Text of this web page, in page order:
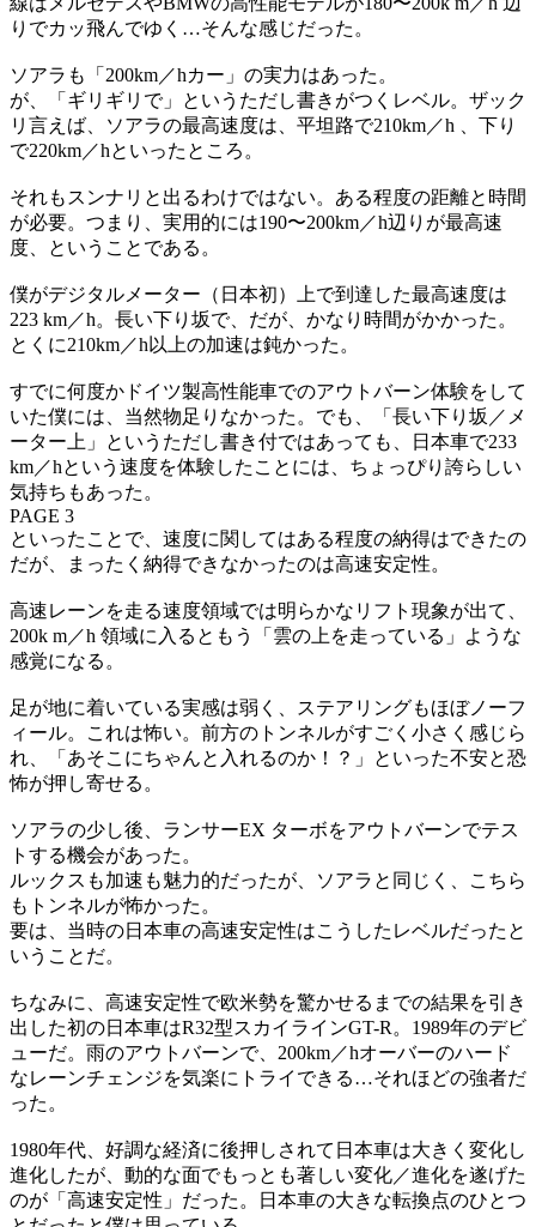
りでカッ飛んでゆく…そんな感じだった。
ソアラも「200km／hカー」の実力はあった。
が、「ギリギリで」というただし書きがつくレベル。ザック
リ言えば、ソアラの最高速度は、平坦路で210km／h 、下り
で220km／hといったところ。
それもスンナリと出るわけではない。ある程度の距離と時間
が必要。つまり、実用的には190〜200km／h辺りが最高速
度、ということである。
僕がデジタルメーター（日本初）上で到達した最高速度は
223 km／h。長い下り坂で、だが、かなり時間がかかった。
とくに210km／h以上の加速は鈍かった。
すでに何度かドイツ製高性能車でのアウトバーン体験をして
いた僕には、当然物足りなかった。でも、「長い下り坂／メ
ーター上」というただし書き付ではあっても、日本車で233
km／hという速度を体験したことには、ちょっぴり誇らしい
気持ちもあった。
PAGE 3
といったことで、速度に関してはある程度の納得はできたの
だが、まったく納得できなかったのは高速安定性。
高速レーンを走る速度領域では明らかなリフト現象が出て、
200k m／h 領域に入るともう「雲の上を走っている」ような
感覚になる。
足が地に着いている実感は弱く、ステアリングもほぼノーフ
ィール。これは怖い。前方のトンネルがすごく小さく感じら
れ、「あそこにちゃんと入れるのか！？」といった不安と恐
怖が押し寄せる。
ソアラの少し後、ランサーEX ターボをアウトバーンでテス
トする機会があった。
ルックスも加速も魅力的だったが、ソアラと同じく、こちら
もトンネルが怖かった。
要は、当時の日本車の高速安定性はこうしたレベルだったと
いうことだ。
ちなみに、高速安定性で欧米勢を驚かせるまでの結果を引き
出した初の日本車はR32型スカイラインGT-R。1989年のデビ
ューだ。雨のアウトバーンで、200km／hオーバーのハード
なレーンチェンジを気楽にトライできる…それほどの強者だ
った。
1980年代、好調な経済に後押しされて日本車は大きく変化し
進化したが、動的な面でもっとも著しい変化／進化を遂げた
のが「高速安定性」だった。日本車の大きな転換点のひとつ